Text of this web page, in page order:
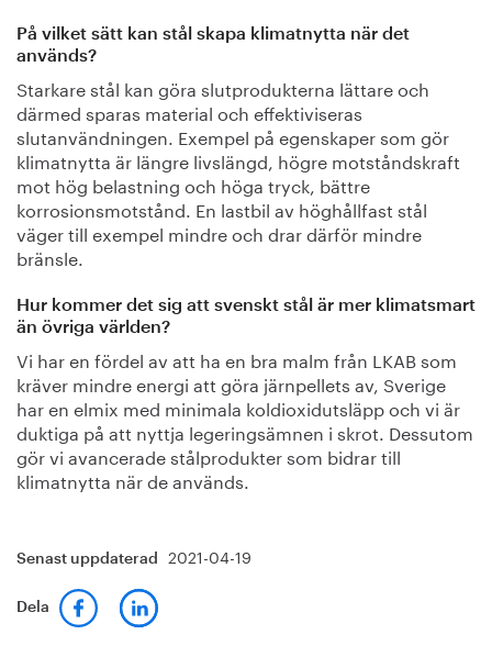
På vilket sätt kan stål skapa klimatnytta när det
används?
Starkare stål kan göra slutprodukterna lättare och
därmed sparas material och effektiviseras
slutanvändningen. Exempel på egenskaper som gör
klimatnytta är längre livslängd, högre motståndskraft
mot hög belastning och höga tryck, bättre
korrosionsmotstånd. En lastbil av höghållfast stål
väger till exempel mindre och drar därför mindre
bränsle.
Hur kommer det sig att svenskt stål är mer klimatsmart
än övriga världen?
Vi har en fördel av att ha en bra malm från LKAB som
kräver mindre energi att göra järnpellets av, Sverige
har en elmix med minimala koldioxidutsläpp och vi är
duktiga på att nyttja legeringsämnen i skrot. Dessutom
gör vi avancerade stålprodukter som bidrar till
klimatnytta när de används.
Senast uppdaterad 2021-04-19
Dela